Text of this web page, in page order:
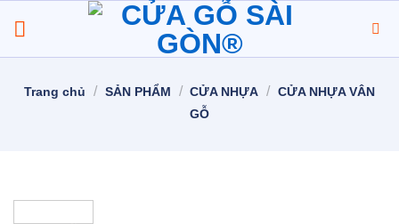
đến
nội
Trang chủ / SẢN PHẨM / CỬA NHỰA / CỬA NHỰA VÂN
GỖ